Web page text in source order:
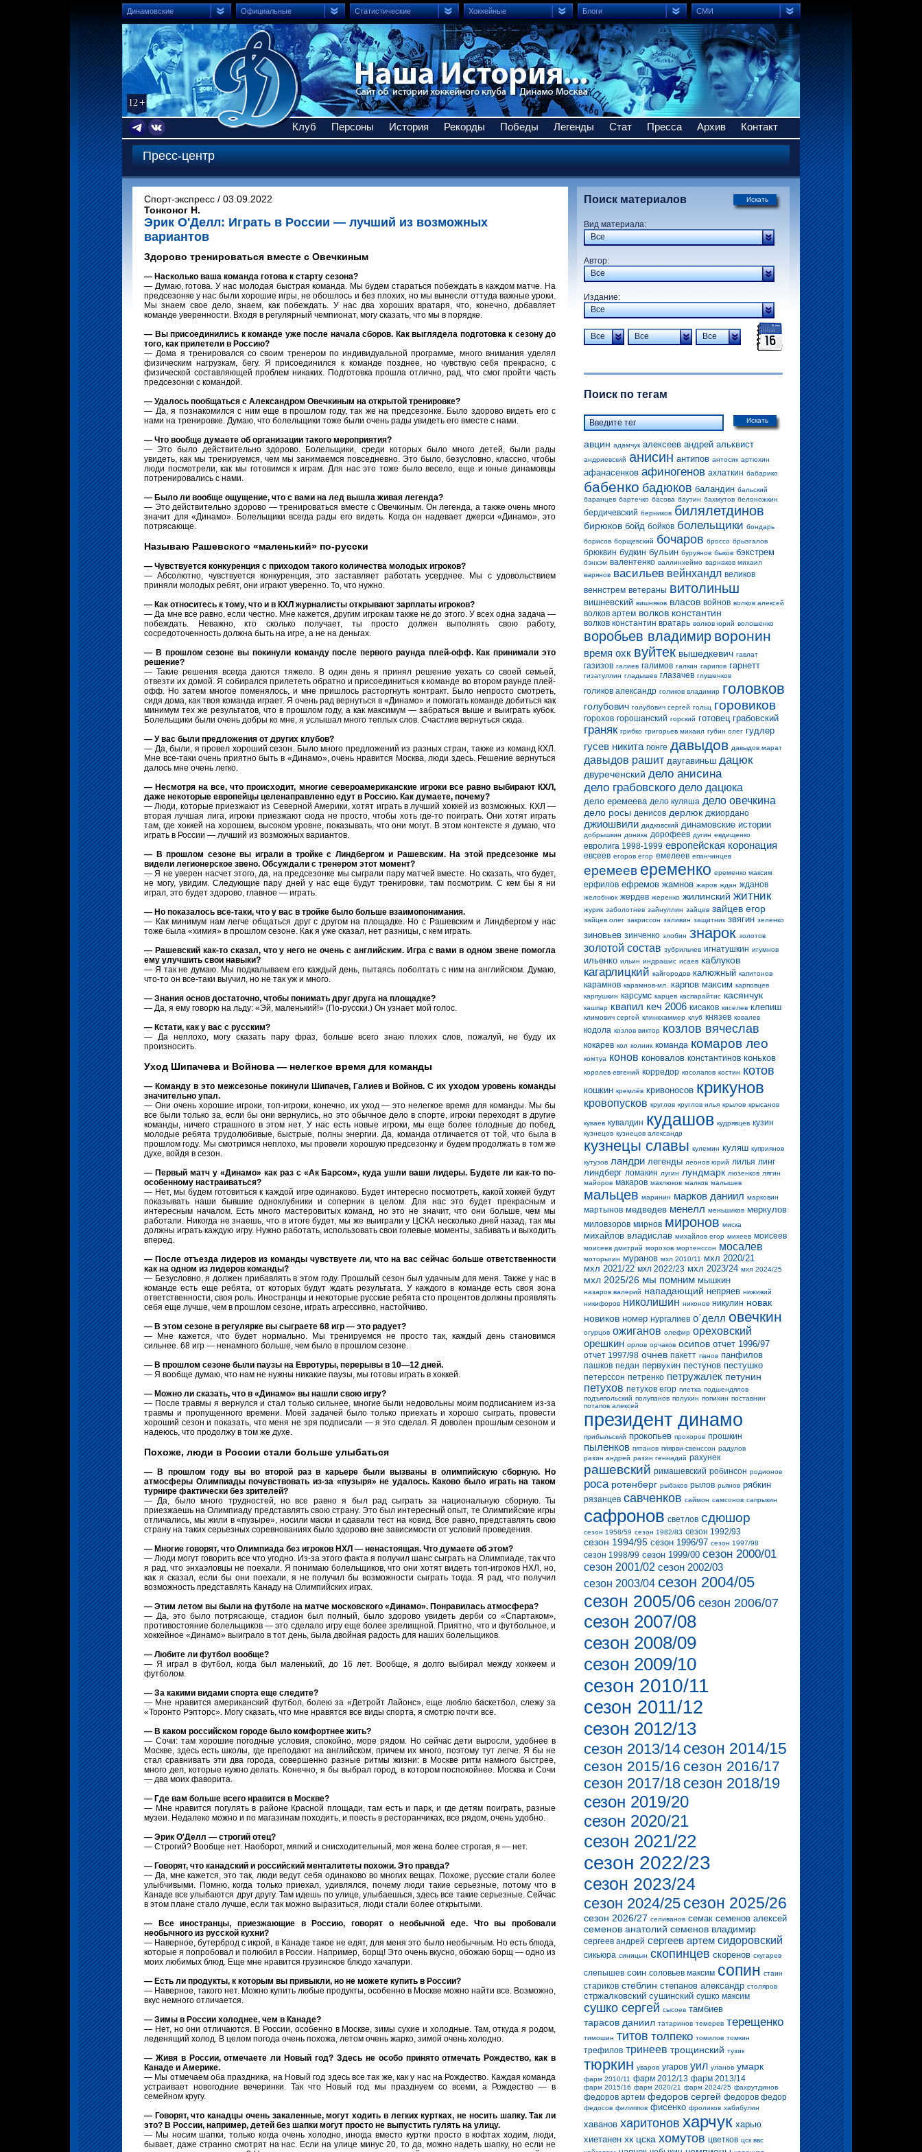
Динамовские Официальные Статистические Хоккейные Блоги СМИ
Клуб Персоны История Рекорды Победы Легенды Стат Пресса Архив Контакт
Пресс-центр
Спорт-экспресс / 03.09.2022
Тонконог Н.
Эрик О'Делл: Играть в России — лучший из возможных
вариантов
Здорово тренироваться вместе с Овечкиным
— Насколько ваша команда готова к старту сезона?
— Думаю, готова. У нас молодая быстрая команда. Мы будем стараться побеждать в каждом матче. На
предсезонке у нас были хорошие игры, не обошлось и без плохих, но мы вынесли оттуда важные уроки.
Мы знаем свое дело, знаем, как побеждать. У нас два хороших вратаря, что, конечно, добавляет
команде уверенности. Входя в регулярный чемпионат, могу сказать, что мы в порядке.
— Вы присоединились к команде уже после начала сборов. Как выглядела подготовка к сезону до
того, как прилетели в Россию?
— Дома я тренировался со своим тренером по индивидуальной программе, много внимания уделял
физическим нагрузкам, бегу. Я присоединился к команде позднее, но чувствую себя прекрасно, с
физической составляющей проблем никаких. Подготовка прошла отлично, рад, что смог пройти часть
предсезонки с командой.
— Удалось пообщаться с Александром Овечкиным на открытой тренировке?
— Да, я познакомился с ним еще в прошлом году, так же на предсезонке. Было здорово видеть его с
нами на тренировке. Думаю, что болельщики тоже были очень рады увидеть его вместе с нами.
— Что вообще думаете об организации такого мероприятия?
— Это было действительно здорово. Болельщики, среди которых было много детей, были рады
увидеть, как мы тренируемся, чем мы занимаемся повседневно. Это было, безусловно, классно, чтобы
люди посмотрели, как мы готовимся к играм. Для нас это тоже было весело, еще и юные динамовцы
потренировались с нами.
— Было ли вообще ощущение, что с вами на лед вышла живая легенда?
— Это действительно здорово — тренироваться вместе с Овечкиным. Он легенда, а также очень много
значит для «Динамо». Болельщики всегда рады его видеть. Когда он надевает джерси «Динамо», это
потрясающе.
Называю Рашевского «маленький» по-русски
— Чувствуется конкуренция с приходом такого количества молодых игроков?
— Абсолютно, чувствуется конкуренция, это заставляет работать усерднее. Мы с удовольствием
приняли молодых ребят, они играют уверенно. То, что нужно.
— Как относитесь к тому, что и в КХЛ журналисты открывают зарплаты игроков?
— Да мне все равно, если честно. Мне кажется, другим игрокам также не до этого. У всех одна задача —
побеждать. Неважно, кто сколько получает, ты просто должен выполнять свою работу,
сосредоточенность должна быть на игре, а не на деньгах.
— В прошлом сезоне вы покинули команду после первого раунда плей-офф. Как принимали это
решение?
— Такие решения всегда даются тяжело. В один день я принял решение уехать со своей семьей,
отвезти их домой. Я собирался прилететь обратно и присоединиться к команде во втором раунде плей-
офф. Но затем многое поменялось, и мне пришлось расторгнуть контракт. Было непросто смотреть,
сидя дома, как твоя команда играет. Я очень рад вернуться в «Динамо» и помогать команде добиться как
минимум тех же результатов, что в прошлом году, а как максимум — забраться выше и выиграть кубок.
Болельщики были очень добры ко мне, я услышал много теплых слов. Счастлив вернуться сюда.
— У вас были предложения от других клубов?
— Да, были, я провел хороший сезон. Было много предложений из разных стран, также из команд КХЛ.
Мне все-таки очень приятно быть в «Динамо», очень нравится Москва, люди здесь. Решение вернуться
далось мне очень легко.
— Несмотря на все, что происходит, многие североамериканские игроки все равно выбирают КХЛ,
даже некоторые европейцы целенаправленно едут в Россию. Как думаете, почему?
— Люди, которые приезжают из Северной Америки, хотят играть в лучший хоккей из возможных. КХЛ —
вторая лучшая лига, игроки приезжают сюда не просто, чтобы хоть где-то поиграть. Они хотят играть
там, где хоккей на хорошем, высоком уровне, показывать, что они могут. В этом контексте я думаю, что
играть в России — лучший из возможных вариантов.
— В прошлом сезоне вы играли в тройке с Линдбергом и Рашевским. На этой предсезонке мы
видели легионерское звено. Обсуждали с тренером этот момент?
— Я не уверен насчет этого, да, на предсезонке мы сыграли пару матчей вместе. Но сказать, что будет,
не могу, увидим. Следующие пару дней у нас еще будут тренировки, там посмотрим. С кем бы я ни
играл, это будет здорово, главное — играть.
— Но показалось все-таки, что у вас в тройке было больше взаимопонимания.
— Как минимум нам легче общаться друг с другом на площадке. Но с Рашевским и Линдбергом у нас
тоже была «химия» в прошлом сезоне. Как я уже сказал, нет разницы, с кем играть.
— Рашевский как-то сказал, что у него не очень с английским. Игра с вами в одном звене помогла
ему улучшить свои навыки?
— Я так не думаю. Мы подкалываем его каждый день, пытаясь поболтать с ним на английском. Думаю,
что-то он все-таки выучил, но не так уж и много.
— Знания основ достаточно, чтобы понимать друг друга на площадке?
— Да, я ему говорю на льду: «Эй, маленький!» (По-русски.) Он узнает мой голос.
— Кстати, как у вас с русским?
— Да неплохо, могу сказать пару фраз, больше всего знаю плохих слов, пожалуй, не буду их
произносить.
Уход Шипачева и Войнова — нелегкое время для команды
— Команду в это межсезонье покинули Шипачев, Галиев и Войнов. С их уходом уровень команды
значительно упал.
— Они очень хорошие игроки, топ-игроки, конечно, их уход — это нелегкое время для команды. Мы бы
все были только за, если бы они вернулись, но это обычное дело в спорте, игроки переходят в другие
команды, ничего страшного в этом нет. У нас есть новые игроки, мы еще более голодные до побед,
молодые ребята трудолюбивые, быстрые, полны энергии. Да, команда отличается от той, что была в
прошлом году. Мы смотримся неплохо, мы провели хорошую предсезонку и будем продолжать в том же
духе, войдя в сезон.
— Первый матч у «Динамо» как раз с «Ак Барсом», куда ушли ваши лидеры. Будете ли как-то по-
особенному настраиваться?
— Нет, мы будем готовиться к каждой игре одинаково. Будет интересно посмотреть, какой хоккей будут
показывать наши бывшие одноклубники и соперник в целом. Для нас это будет прекрасным и
интересным началом. Есть много мастеровитых команд, но это не значит, что они больше, чем мы
работали. Никогда не знаешь, что в итоге будет, мы же выиграли у ЦСКА несколько дней назад, так мы
должны играть каждую игру. Нужно работать, использовать свои голевые моменты, забивать и выходить
вперед.
— После отъезда лидеров из команды чувствуете ли, что на вас сейчас больше ответственности
как на одном из лидеров команды?
— Безусловно, я должен прибавлять в этом году. Прошлый сезон был удачным для меня. Также у нас в
команде есть еще ребята, от которых будут ждать результата. У каждого в команде есть своя зона
ответственности, своя роль. Иностранцы и некоторые русские ребята сто процентов должны проявлять
себя еще лучше, чем в прошлом сезоне, играть агрессивно, настойчиво.
— В этом сезоне в регулярке вы сыграете 68 игр — это радует?
— Мне кажется, что будет нормально. Мы тренируемся не просто так, каждый день становимся
сильнее. 68 игр — ненамного больше, чем было в прошлом сезоне.
— В прошлом сезоне были паузы на Евротуры, перерывы в 10—12 дней.
— Я вообще думаю, что нам не нужны никакие паузы, мы готовы играть в хоккей.
— Можно ли сказать, что в «Динамо» вы нашли свою игру?
— После травмы я вернулся и стал только сильнее, многие были недовольны моим подписанием из-за
травмы и пропущенного времени. Моей задачей было только приехать и хорошо сыграть, провести
хороший сезон и показать, что меня не зря подписали — я это сделал. Я доволен прошлым сезоном и
надеюсь, что продолжу в том же духе.
Похоже, люди в России стали больше улыбаться
— В прошлом году вы во второй раз в карьере были вызваны в олимпийскую сборную. Но
атмосферы Олимпиады почувствовать из-за «пузыря» не удалось. Каково было играть на таком
турнире фактически без зрителей?
— Да, было много трудностей, но все равно я был рад сыграть за национальную сборную. Ты
приезжаешь на Олимпиаду представлять свою страну. Это был интересный опыт, те Олимпийские игры
отличались, мы жили в «пузыре», носили маски и сдавали тест на ковид. Все равно, представлять свою
страну на таких серьезных соревнованиях было здорово вне зависимости от условий проведения.
— Многие говорят, что Олимпиада без игроков НХЛ — ненастоящая. Что думаете об этом?
— Люди могут говорить все что угодно. Из-за этого факта я получил шанс сыграть на Олимпиаде, так что
я рад, что энхаэловцы не поехали. Я понимаю болельщиков, что они хотят видеть топ-игроков НХЛ, но,
как я сказал, если бы они поехали, я не получил бы возможности сыграть тогда. Я рад, что получил
возможность представлять Канаду на Олимпийских играх.
— Этим летом вы были на футболе на матче московского «Динамо». Понравилась атмосфера?
— Да, это было потрясающе, стадион был полный, было здорово увидеть дерби со «Спартаком»,
противостояние болельщиков — это сделало игру еще более зрелищной. Приятно, что и футбольное, и
хоккейное «Динамо» выиграло в тот день, была двойная радость для наших болельщиков.
— Любите ли футбол вообще?
— Я играл в футбол, когда был маленький, до 16 лет. Вообще, я долго выбирал между хоккеем и
футболом.
— За какими видами спорта еще следите?
— Мне нравится американский футбол, болею за «Детройт Лайонс», еще люблю баскетбол, слежу за
«Торонто Рэпторс». Могу сказать, что мне нравятся все виды спорта, я смотрю почти все.
— В каком российском городе было комфортнее жить?
— Сочи: там хорошие погодные условия, спокойно, море рядом. Но сейчас дети выросли, удобнее в
Москве, здесь есть школы, где преподают на английском, причем их много, поэтому тут легче. Я бы не
стал сравнивать эти два города, совершенно разные ритмы жизни: в Москве ритм намного быстрее,
много дел, которые нужно делать. Конечно, я бы выбрал город, в котором поспокойнее. Москва и Сочи
— два моих фаворита.
— Где вам больше всего нравится в Москве?
— Мне нравится погулять в районе Красной площади, там есть и парк, и где детям поиграть, разные
музеи. Недалеко можно и по магазинам походить, и поесть в ресторанчиках, все рядом, очень удобно.
— Эрик О'Делл — строгий отец?
— Строгий? Вообще нет. Наоборот, мягкий и снисходительный, моя жена более строгая, я — нет.
— Говорят, что канадский и российский менталитеты похожи. Это правда?
— Да, мне кажется, это так, люди ведут себя одинаково во многих вещах. Похоже, русские стали более
улыбчивыми. Помню, когда только приехал, удивлялся, почему люди такие серьезные, потому что в
Канаде все улыбаются друг другу. Там идешь по улице, улыбаешься, здесь все такие серьезные. Сейчас
в этом плане стало лучше, если так можно выразиться, люди стали более открытыми.
— Все иностранцы, приезжающие в Россию, говорят о необычной еде. Что вы пробовали
необычного из русской кухни?
— Наверное, бутерброд с икрой, в Канаде такое не едят, для меня это было необычным. Но есть блюда,
которые я попробовал и полюбил в России. Например, борщ! Это очень вкусно, обожаю борщ — одно из
моих любимых блюд. Еще мне нравится грузинское блюдо хачапури.
— Есть ли продукты, к которым вы привыкли, но не можете купить в России?
— Наверное, такого нет. Можно купить любые продукты, особенно в Москве можно найти все. Возможно,
вкус немного отличается.
— Зимы в России холоднее, чем в Канаде?
— Нет, но они отличаются. В России, особенно в Москве, зимы сухие и холодные. Там, откуда я родом,
леденящий холод. В целом погода очень похожа, летом очень жарко, зимой очень холодно.
— Живя в России, отмечаете ли Новый год? Здесь не особо принято отмечать Рождество, как в
Канаде и Америке.
— Мы отмечаем оба праздника, на Новый год здесь все так же, как у нас на Рождество. Каждая команда
устраивает новогодние вечеринки. Так что Новый год мы празднуем со всеми, а Рождество — в
семейном кругу.
— Говорят, что канадцы очень закаленные, могут ходить в легких куртках, не носить шапку. Так ли
это? В России, например, детей без шапки могут просто не выпустить гулять на улицу.
— Мы носим шапки, только когда очень холодно, иногда вместо куртки просто в кофтах ходим, люди,
бывает, даже странно смотрят на нас. Если на улице минус 20, то да, можно надеть шапку, но если не
Искать
Поиск материалов
Вид материала:
Все
Автор:
Все
Издание:
Все
Все Все Все
Поиск по тегам
Искать
авцин адамчук алексеев андрей альквист
андриевский анисин антипов антосик артюхин
афанасенков афиногенов ахлаткин бабарико
бабенко бадюков баландин бальский
баранцев бартечко басова баутин бахмутов белоножкин
бердичевский берников билялетдинов
бирюков бойд бойков болельщики бондарь
борисов борщевский бочаров броссо брызгалов
брюквин будкин бульин буруянов быков бэкстрем
бэнхэм валентенко валлинхеймо варнаков михаил
варянов васильев вейнхандл великов
веннстрем ветераны витолиньш
вишневский вишняков власов войнов волков алексей
волков артем волков константин
волков константин вратарь волков юрий волошенко
воробьев владимир воронин
время охк вуйтек вышедкевич гавлат
газизов галиев галимов галкин гарипов гарнетт
гизатуллин гладышев глазачев глушенков
голиков александр голиков владимир головков
голубович голубович сергей гольц горовиков
горохов горошанский горский готовец грабовский
граняк грибко григорьев михаил губин олег гудлер
гусев никита гюнге давыдов давыдов марат
давыдов рашит даугавиньш дацюк
двуреченский дело анисина
дело грабовского дело дацюка
дело еремеева дело куляша дело овечкина
дело росы денисов дерлюк джиордано
джиошвили дидковский динамовские истории
добрышкин доника дорофеев дугин евдищенко
евролига 1998-1999 европейская коронация
евсеев егоров егор емелеев епанчинцев
еремеев еременко еременко максим
ерфилов ефремов жамнов жаров ждан жданов
желобнюк жердев жеренко жилинский житник
журик заболотнев зайнуллин зайцев зайцев егор
зайцев олег закриссон заливин защитник звягин зеленко
зиновьев зинченко злобин знарок золотов
золотой состав зубрильчев игнатушкин игумнов
ильенко ильин индрашис исаев каблуков
кагарлицкий кайгородов калюжный капитонов
карамнов карамнов-мл. карпов максим карповцев
карпушкин карсумс карцев каспарайтис касянчук
кашпар квапил кеч 2006 кисаков киселев клепиш
климович сергей клинкхаммер клуб князев ковалев
кодола козлов виктор козлов вячеслав
кокарев кол колник команда комаров лео
комтуа конов коновалов константинов коньков
королев евгений корредор косолапов костин котов
кошкин кремлёв кривоносов крикунов
кровопусков круглов круглов илья крылов крысанов
куваев кувалдин кудашов кудрявцев кузин
кузнецов кузнецов александр
кузнецы славы кулемин куляш куприянов
кутузов ландри легенды леонов юрий лилья линг
линдберг ломакин лугин лундмарк люзенков лягин
майоров макаров маклюков малков малышев
мальцев маринин марков даниил марковин
мартынов медведев менелл меньшиков меркулов
миловзоров мирнов миронов миска
михайлов владислав михайлов егор михеев моисеев
моисеев дмитрий морозов мортенссон мосалев
моторыгин муранов мхл 2010/11 мхл 2020/21
мхл 2021/22 мхл 2022/23 мхл 2023/24 мхл 2024/25
мхл 2025/26 мы помним мышкин
назаров валерий нападающий непряев ниживий
никифоров николишин никонов никулин новак
новиков номер нургалиев о`делл овечкин
огурцов ожиганов олефир ореховский
орешкин орлов орчаков осипов отчет 1996/97
отчет 1997/98 очнев пакетт панов панфилов
пашков педан первухин пестунов пестушко
петерссон петренко петружалек петунин
петухов петухов егор плетка подшендялов
подъяпольский полупанов полухин попихин поставнин
потапов алексей
президент динамо
прибыльский прокопьев прохоров прошкин
пыленков пятанов пяярви-свенссон радулов
разин андрей разин геннадий рахунек
рашевский римашевский робинсон родионов
роса ротенберг рыбаков рылов рьянов рябкин
рязанцев савченков саймон самсонов сапрыкин
сафронов светлов сдюшор
сезон 1958/59 сезон 1982/83 сезон 1992/93
сезон 1994/95 сезон 1996/97 сезон 1997/98
сезон 1998/99 сезон 1999/00 сезон 2000/01
сезон 2001/02 сезон 2002/03
сезон 2003/04 сезон 2004/05
сезон 2005/06 сезон 2006/07
сезон 2007/08
сезон 2008/09
сезон 2009/10
сезон 2010/11
сезон 2011/12
сезон 2012/13
сезон 2013/14 сезон 2014/15
сезон 2015/16 сезон 2016/17
сезон 2017/18 сезон 2018/19
сезон 2019/20
сезон 2020/21
сезон 2021/22
сезон 2022/23
сезон 2023/24
сезон 2024/25 сезон 2025/26
сезон 2026/27 селиванов семак семенов алексей
семенов анатолий семенов владимир
сергеев андрей сергеев артем сидоровский
сикьюра синицын скопинцев скоренов скугарев
слепышев соин соловьев максим сопин стаин
стариков стеблин степанов александр столяров
стржалковский сушинский сушко максим
сушко сергей сысоев тамбиев
тарасов даниил татаринов темерев терещенко
тимошин титов толпеко томилов томкин
трефилов тринеев трощинский тузик
тюркин уваров угаров уил уланов умарк
фарм 2010/11 фарм 2012/13 фарм 2013/14
фарм 2015/16 фарм 2020/21 фарм 2024/25 фахрутдинов
федоров артем федоров сергей федоров федор
федосов филиппов фисенко фроликов хабибулин
хаванов харитонов харчук харью
хиетанен хк цска хомутов цветков цск ввс